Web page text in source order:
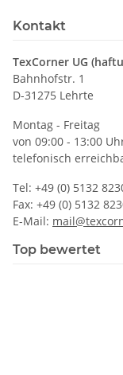
Kontakt
TexCorner UG
Bahnhofstr. 1
D-31275 Lehrte
Montag - Freitag
von 09:00 - 13:00
telefonisch
Tel: +49 (0) 5132
Fax: +49 (0) 5132
E-Mail:
Top bewertet